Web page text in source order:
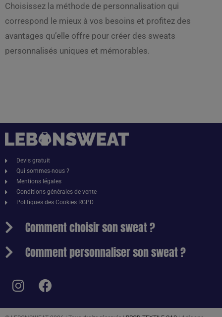
Choisissez la méthode de personnalisation qui
correspond le mieux à vos besoins et profitez des
avantages qu’elle offre pour créer des sweats
personnalisés uniques et mémorables.
Devis gratuit
Qui sommes-nous ?
Mentions légales
Conditions générales de vente
Politiques des Cookies RGPD
Comment choisir son sweat ?
Comment personnaliser son sweat ?